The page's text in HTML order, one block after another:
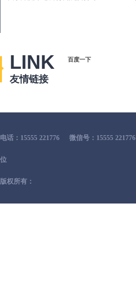
LINK
友情链接
百度一下
电话：15555 221776 微信号：15555 221776
位
版权所有：